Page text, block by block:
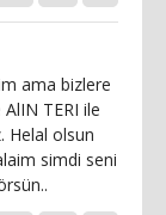
ama bizlere
TERI ile
Helal olsun
simdi seni